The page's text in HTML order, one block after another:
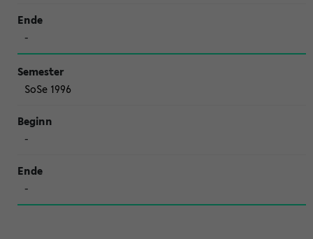
-
SoSe 1996
-
-